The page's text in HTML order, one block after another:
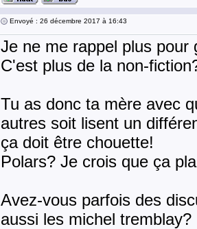
Envoyé : 26 décembre 2017 à 16:43
Je ne me rappel plus pour
C'est plus de la non-
Tu as donc ta mère avec
autres soit lisent un
ça doit être chouette!
Polars? Je crois que ça
Avez-vous parfois des
aussi les michel tremblay?